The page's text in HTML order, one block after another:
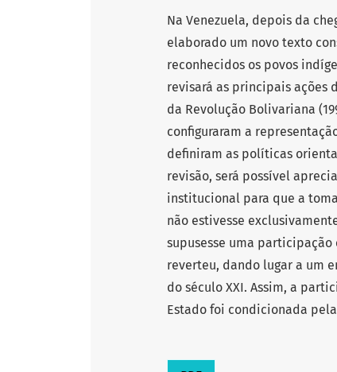
Na Venezuela, depois da
elaborado um novo texto
reconhecidos os povos
revisará as principais ações
da Revolução Bolivariana
configuraram a
definiram as políticas
revisão, será possível
institucional para que a
não estivesse
supusesse uma
reverteu, dando lugar a um
do século XXI. Assim, a
Estado foi condicionada